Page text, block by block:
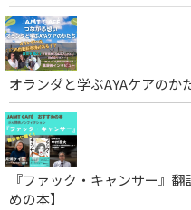
オランダと学ぶAYAケアのか
『ファック・キャンサー』
めの本】